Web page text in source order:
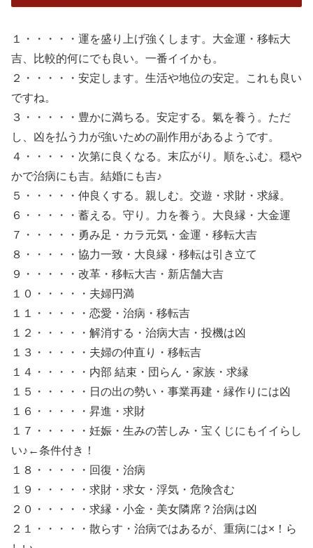
１・・・・・運を盛り上げ強くします。大金運・移転大
吉、比較的何にでも良い。一番イイかも。
２・・・・・安定します。生活や地位の安定。これも良い
ですね。
３・・・・・豊かに満ちる。安定する。氣を養う。ただ
し、凶を払う力が強いための副作用があるようです。
４・・・・・次第に良くなる。末広がり。順をふむ。穏や
かで治病にも吉。結婚にも吉♪
５・・・・・仲良くする。親しむ。交遊・求財・求縁。
６・・・・・蓄える。守り。力を養う。大良縁・大金運
７・・・・・勇み足・カラ元気・金運・移転大吉
８・・・・・協力一致・大良縁・移転は引き立て
９・・・・・改革・移転大吉・新店舗大吉
１０・・・・・夫婦円満
１１・・・・・恋愛・治病・移転吉
１２・・・・・解消する・治病大吉・投機は凶
１３・・・・・夫婦の仲直り・移転吉
１４・・・・・内部 結束・団らん・家族・求縁
１５・・・・・日の出の勢い・事業再建・縁作りには凶
１６・・・・・昇進・求財
１７・・・・・妊娠・生みの苦しみ・宝くじにもイイらし
い♪←条件付き！
１８・・・・・回復・治病
１９・・・・・求財・求女・浮気・危険含む
２０・・・・・求縁・小金・美女隣席？治病は凶
２１・・・・・散らす・治病ではあるが、重病には×！ら